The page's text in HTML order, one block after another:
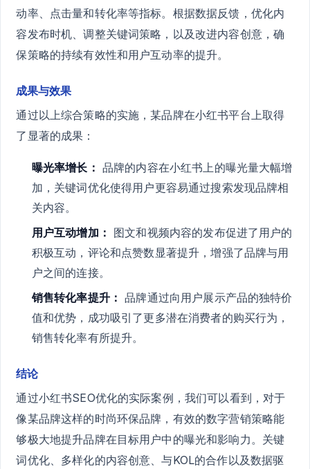
动率、点击量和转化率等指标。根据数据反馈，优化内
容发布时机、调整关键词策略，以及改进内容创意，确
保策略的持续有效性和用户互动率的提升。
成果与效果
通过以上综合策略的实施，某品牌在小红书平台上取得
了显著的成果：
曝光率增长： 品牌的内容在小红书上的曝光量大幅增
加，关键词优化使得用户更容易通过搜索发现品牌相
关内容。
用户互动增加： 图文和视频内容的发布促进了用户的
积极互动，评论和点赞数显著提升，增强了品牌与用
户之间的连接。
销售转化率提升： 品牌通过向用户展示产品的独特价
值和优势，成功吸引了更多潜在消费者的购买行为，
销售转化率有所提升。
结论
通过小红书SEO优化的实际案例，我们可以看到，对于
像某品牌这样的时尚环保品牌，有效的数字营销策略能
够极大地提升品牌在目标用户中的曝光和影响力。关键
词优化、多样化的内容创意、与KOL的合作以及数据驱